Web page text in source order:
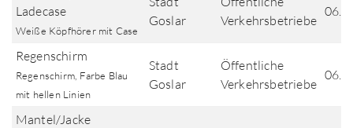
Ladecase
Weiße Köpfhörer mit Case
Goslar
Verkehrsbetriebe
Regenschirm
Regenschirm, Farbe Blau
mit hellen Linien
Stadt
Goslar
Öffentliche
Verkehrsbetriebe
Mantel/Jacke